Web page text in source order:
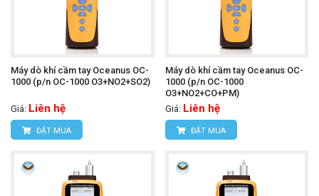
Máy dò khí cầm tay Oceanus OC-
1000 (p/n OC-1000 O3+NO2+SO2)
Giá: Liên hệ
ĐẶT MUA
Máy dò khí cầm tay Oceanus OC-
1000 (p/n OC-1000
O3+NO2+CO+PM)
Giá: Liên hệ
ĐẶT MUA